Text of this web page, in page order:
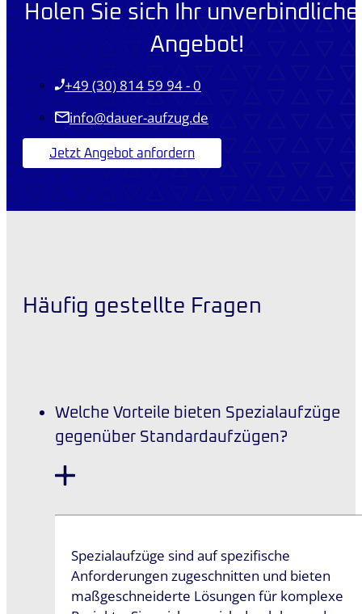
Holen Sie sich Ihr
Angebot!
+49 (30) 814 59 94 - 0
info@dauer-aufzug.de
Jetzt Angebot anfordern
Häufig gestellte Fragen
Welche Vorteile bieten Spezialaufzüge
gegenüber Standardaufzügen?
Spezialaufzüge sind auf spezifische
Anforderungen zugeschnitten und bieten
maßgeschneiderte Lösungen für komplexe